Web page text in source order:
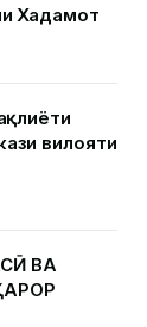
Хадамот
вилояти
ВА